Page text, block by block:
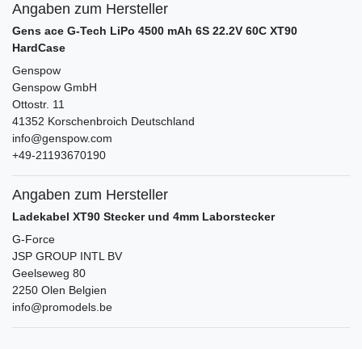
Angaben zum Hersteller
Gens ace G-Tech LiPo 4500 mAh 6S 22.2V 60C XT90
HardCase
Genspow
Genspow GmbH
Ottostr. 11
41352 Korschenbroich Deutschland
info@genspow.com
+49-21193670190
Angaben zum Hersteller
Ladekabel XT90 Stecker und 4mm Laborstecker
G-Force
JSP GROUP INTL BV
Geelseweg 80
2250 Olen Belgien
info@promodels.be